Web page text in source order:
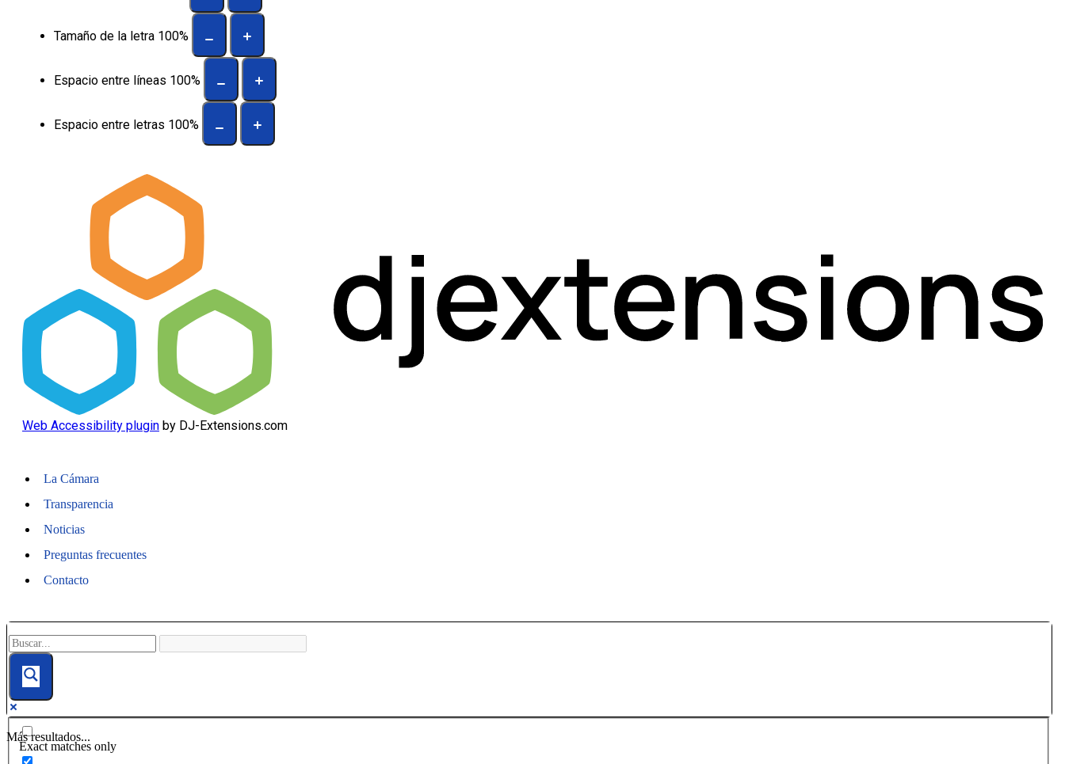
Tamaño de la letra 100%
Espacio entre líneas 100%
Espacio entre letras 100%
Web Accessibility plugin by DJ-Extensions.com
La Cámara
Transparencia
Noticias
Preguntas frecuentes
Contacto
Más resultados...
Exact matches only